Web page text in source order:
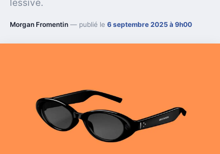
lessive.
Morgan Fromentin — publié le 6 septembre 2025 à 9h00